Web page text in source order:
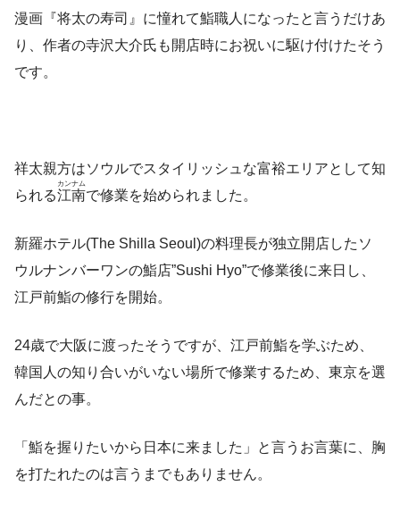
漫画『将太の寿司』に憧れて鮨職人になったと言うだけあ
り、作者の寺沢大介氏も開店時にお祝いに駆け付けたそう
です。
祥太親方はソウルでスタイリッシュな富裕エリアとして知
られる江南
カンナム
で修業を始められました。
新羅ホテル(The Shilla Seoul)の料理長が独立開店したソ
ウルナンバーワンの鮨店”Sushi Hyo”で修業後に来日し、
江戸前鮨の修行を開始。
24歳で大阪に渡ったそうですが、江戸前鮨を学ぶため、
韓国人の知り合いがいない場所で修業するため、東京を選
んだとの事。
「鮨を握りたいから日本に来ました」と言うお言葉に、胸
を打たれたのは言うまでもありません。